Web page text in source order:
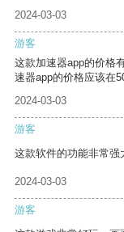
2024-03-03
游客
这款加速器app的价格
速器app的价格应该在
2024-03-03
游客
这款软件的功能非常强
2024-03-03
游客